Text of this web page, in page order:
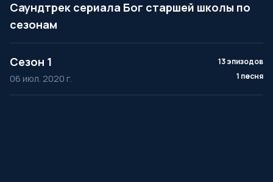
Саундтрек сериала Бог старшей школы по
сезонам
Сезон 1
06 июл. 2020 г.
13 эпизодов
1 песня